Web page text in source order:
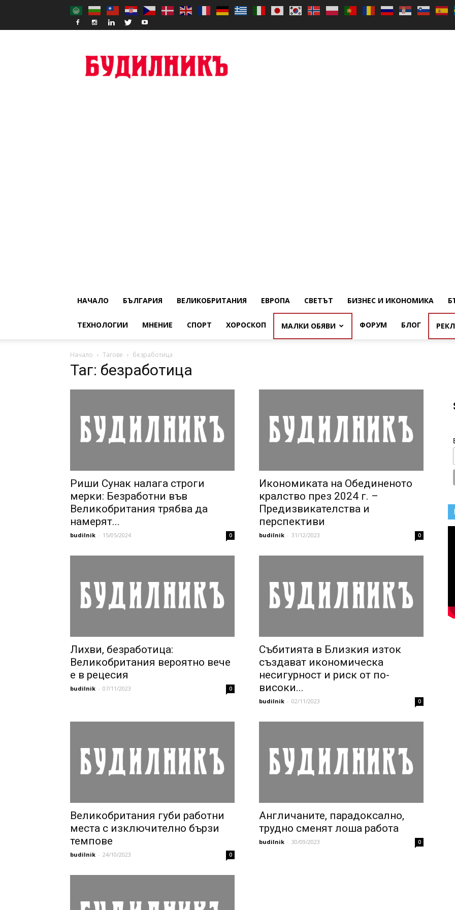
НАЧАЛО БЪЛГАРИЯ ВЕЛИКОБРИТАНИЯ ЕВРОПА СВЕТЪТ БИЗНЕС И ИКОНОМИКА
ТЕХНОЛОГИИ МНЕНИЕ СПОРТ ХОРОСКОП МАЛКИ ОБЯВИ ФОРУМ БЛОГ
Начало Тагове безработица
Таг: безработица
Риши Сунак налага строги
мерки: Безработни във
Великобритания трябва да
намерят...
budilnik - 15/05/2024 0
Икономиката на Обединеното
кралство през 2024 г. –
Предизвикателства и
перспективи
budilnik - 31/12/2023 0
Лихви, безработица:
Великобритания вероятно вече
е в рецесия
budilnik - 07/11/2023 0
Събитията в Близкия изток
създават икономическа
несигурност и риск от по-
високи...
budilnik - 02/11/2023 0
Великобритания губи работни
места с изключително бързи
темпове
budilnik - 24/10/2023 0
Англичаните, парадоксално,
трудно сменят лоша работа
budilnik - 30/09/2023 0